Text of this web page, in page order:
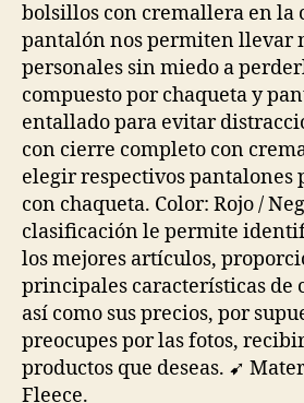
bolsillos con cremallera en la
pantalón nos permiten llevar
personales sin miedo a
compuesto por chaqueta y
entallado para evitar
con cierre completo con
elegir respectivos pantalones
con chaqueta. Color: Rojo /
clasificación le permite
los mejores artículos,
principales características de
así como sus precios, por
preocupes por las fotos,
productos que deseas. ➹
Fleece.